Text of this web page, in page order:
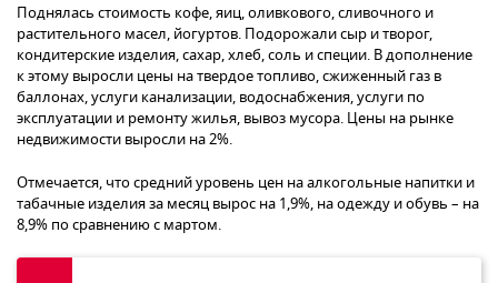
Поднялась стоимость кофе, яиц, оливкового, сливочного и
растительного масел, йогуртов. Подорожали сыр и творог,
кондитерские изделия, сахар, хлеб, соль и специи. В дополнение
к этому выросли цены на твердое топливо, сжиженный газ в
баллонах, услуги канализации, водоснабжения, услуги по
эксплуатации и ремонту жилья, вывоз мусора. Цены на рынке
недвижимости выросли на 2%.
Отмечается, что средний уровень цен на алкогольные напитки и
табачные изделия за месяц вырос на 1,9%, на одежду и обувь – на
8,9% по сравнению с мартом.